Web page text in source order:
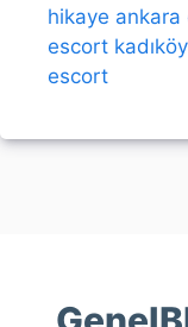
hikaye ankara
escort
escort